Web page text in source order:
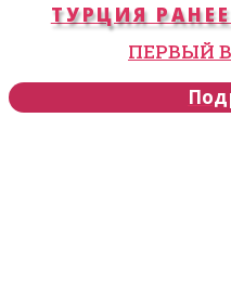
ТУРЦИЯ
ПЕРВЫЙ